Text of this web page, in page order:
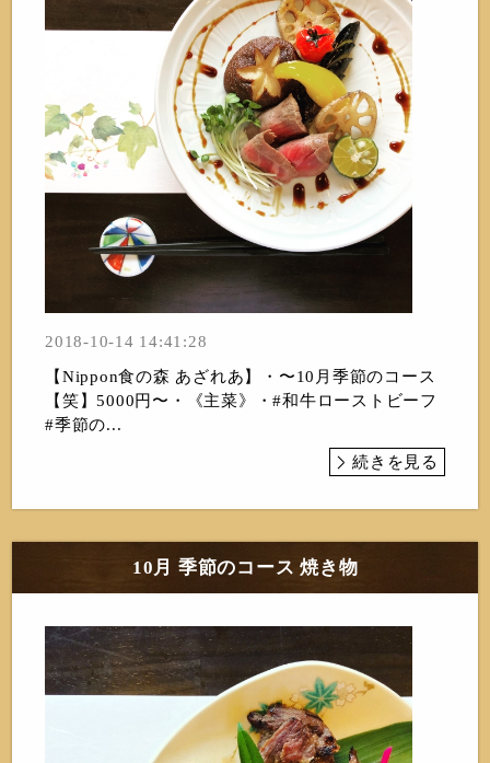
2018-10-14 14:41:28
【Nippon食の森 あざれあ】・〜10月季節のコース
【笑】5000円〜・《主菜》・#和牛ローストビーフ
#季節の...
続きを見る
10月 季節のコース 焼き物